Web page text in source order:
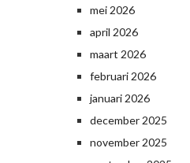
mei 2026
april 2026
maart 2026
februari 2026
januari 2026
december 2025
november 2025